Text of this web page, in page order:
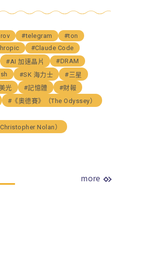
#telegram
#ton
#Claude Code
#AI 加速晶片
#DRAM
#SK 海力士
#三星
光 #記憶體
#財報
#《奧德賽》（The Odyssey）
Nolan）
more